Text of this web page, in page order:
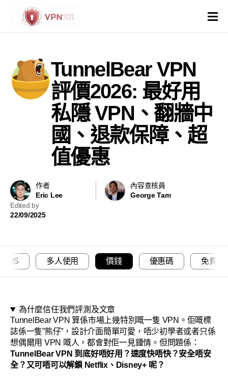
VPN比較
VPN操作系統和裝置
其他
虛擬主機
TunnelBear VPN
評價2026: 最好用
私隱 VPN、翻牆中
國、退款保障、超
值優惠
作者
Eric Lee
內容查核員
George Tam
Edited by
22/09/2025
多人使用 價錢 優惠碼 免費試
為什麼信任我們評測及文章
TunnelBear VPN 算係市場上幾特別嘅一隻 VPN。佢嘅標
誌係一隻”熊仔”，設計介面簡單可愛，唔少初學者或者只係
想偶爾用 VPN 嘅人，都會對佢一見鍾情。但問題係：
TunnelBear VPN 到底好唔好用？速度快唔快？安全唔安
全？又可唔可以解鎖 Netflix、Disney+ 呢？